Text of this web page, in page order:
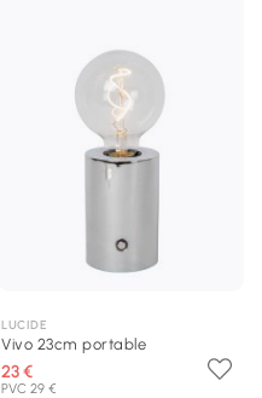
LUCIDE
Vivo 23cm portable
23 €
PVC 29 €